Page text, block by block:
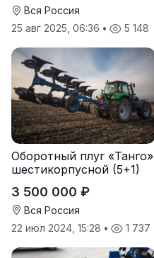
Вся Россия
25 авг 2025, 06:36 • 5 148
Оборотный плуг «Танго»
шестикорпусной (5+1)
3 500 000 ₽
Вся Россия
22 июл 2024, 15:28 • 1 737